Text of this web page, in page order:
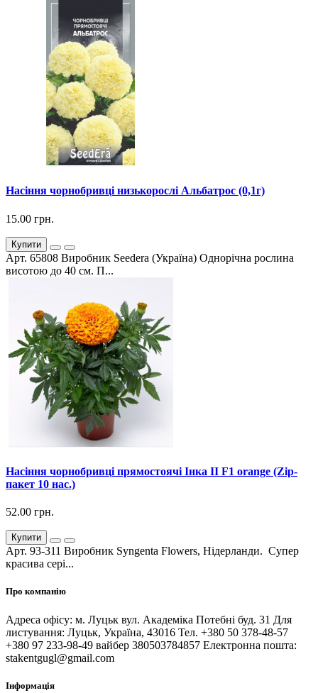
Насіння чорнобривці низькорослі Альбатрос (0,1г)
15.00 грн.
Купити
Арт. 65808 Виробник Seedera (Україна) Однорічна рослина
висотою до 40 см. П...
Насіння чорнобривці прямостоячі Інка ІІ F1 orange (Zip-
пакет 10 нас.)
52.00 грн.
Купити
Арт. 93-311 Виробник Syngenta Flowers, Нідерланди. Супер
красива сері...
Про компанію
Адреса офісу: м. Луцьк вул. Академіка Потебні буд. 31 Для
листування: Луцьк, Україна, 43016 Тел. +380 50 378-48-57
+380 97 233-98-49 вайбер 380503784857 Електронна пошта:
stakentgugl@gmail.com
Інформація